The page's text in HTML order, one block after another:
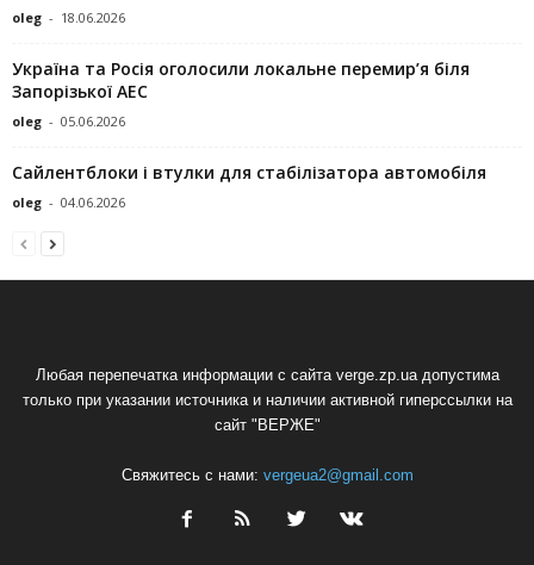
oleg - 18.06.2026
Україна та Росія оголосили локальне перемир’я біля
Запорізької АЕС
oleg - 05.06.2026
Сайлентблоки і втулки для стабілізатора автомобіля
oleg - 04.06.2026
Любая перепечатка информации с сайта verge.zp.ua допустима
только при указании источника и наличии активной гиперссылки на
сайт "ВЕРЖЕ"
Свяжитесь с нами: vergeua2@gmail.com